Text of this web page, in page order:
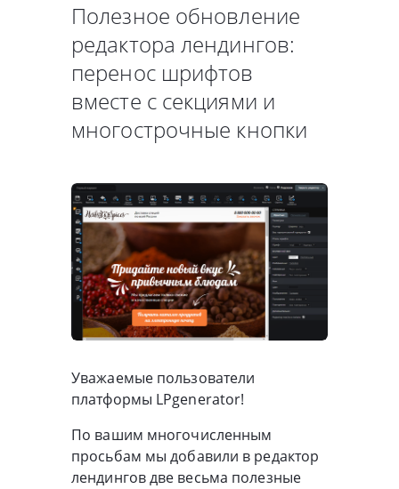
Полезное обновление
редактора лендингов:
перенос шрифтов
вместе с секциями и
многострочные кнопки
Уважаемые пользователи
платформы LPgenerator!
По вашим многочисленным
просьбам мы добавили в редактор
лендингов две весьма полезные